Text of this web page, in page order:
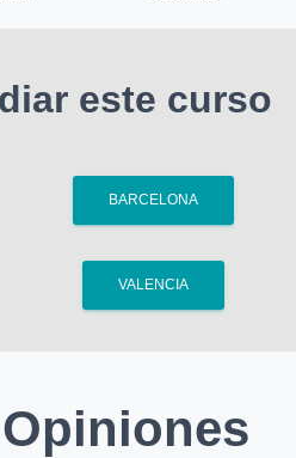
este curso
BARCELONA
VALENCIA